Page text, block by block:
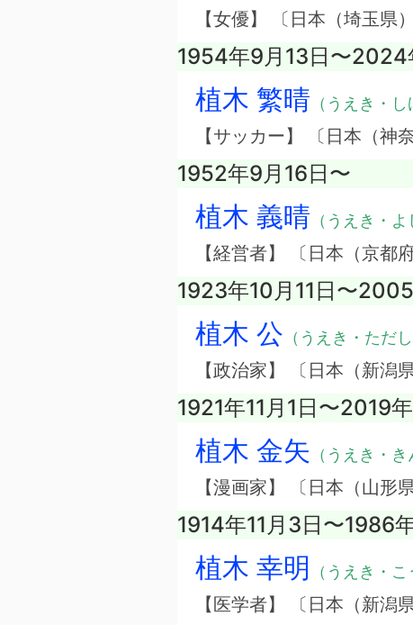
【女優】 〔日本（埼玉県）
1954年9月13日〜2024
植木 繁晴 （うえき・し
【サッカー】 〔日本（神
1952年9月16日〜
植木 義晴 （うえき・よ
【経営者】 〔日本（京都
1923年10月11日〜
植木 公 （うえき・ただし
【政治家】 〔日本（新潟県
1921年11月1日〜2019
植木 金矢 （うえき・き
【漫画家】 〔日本（山形県
1914年11月3日〜1986
植木 幸明 （うえき・こ
【医学者】 〔日本（新潟県